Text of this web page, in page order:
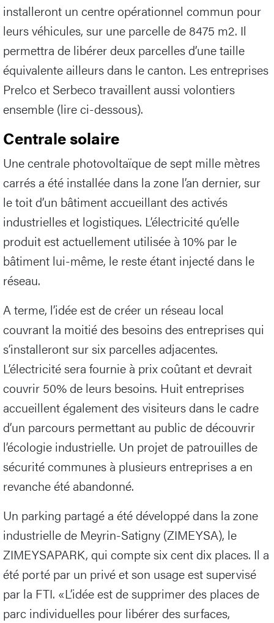
installeront un centre opérationnel commun pour
leurs véhicules, sur une parcelle de 8475 m2. Il
permettra de libérer deux parcelles d’une taille
équivalente ailleurs dans le canton. Les entreprises
Prelco et Serbeco travaillent aussi volontiers
ensemble (lire ci-dessous).
Centrale solaire
Une centrale photovoltaïque de sept mille mètres
carrés a été installée dans la zone l’an dernier, sur
le toit d’un bâtiment accueillant des activés
industrielles et logistiques. L’électricité qu’elle
produit est actuellement utilisée à 10% par le
bâtiment lui-même, le reste étant injecté dans le
réseau.
A terme, l’idée est de créer un réseau local
couvrant la moitié des besoins des entreprises qui
s’installeront sur six parcelles adjacentes.
L’électricité sera fournie à prix coûtant et devrait
couvrir 50% de leurs besoins. Huit entreprises
accueillent également des visiteurs dans le cadre
d’un parcours permettant au public de découvrir
l’écologie industrielle. Un projet de patrouilles de
sécurité communes à plusieurs entreprises a en
revanche été abandonné.
Un parking partagé a été développé dans la zone
industrielle de Meyrin-Satigny (ZIMEYSA), le
ZIMEYSAPARK, qui compte six cent dix places. Il a
été porté par un privé et son usage est supervisé
par la FTI. «L’idée est de supprimer des places de
parc individuelles pour libérer des surfaces,